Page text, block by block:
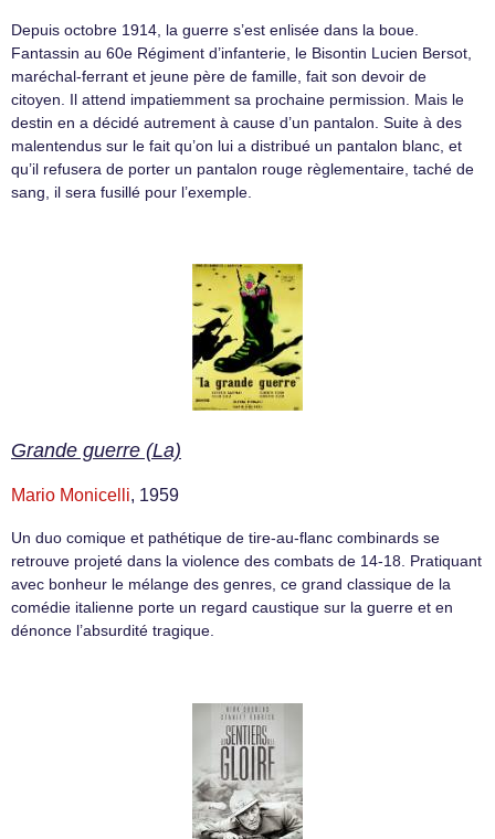
Depuis octobre 1914, la guerre s’est enlisée dans la boue.
Fantassin au 60e Régiment d’infanterie, le Bisontin Lucien Bersot,
maréchal-ferrant et jeune père de famille, fait son devoir de
citoyen. Il attend impatiemment sa prochaine permission. Mais le
destin en a décidé autrement à cause d’un pantalon. Suite à des
malentendus sur le fait qu’on lui a distribué un pantalon blanc, et
qu’il refusera de porter un pantalon rouge règlementaire, taché de
sang, il sera fusillé pour l’exemple.
Grande guerre (La)
Mario Monicelli, 1959
Un duo comique et pathétique de tire-au-flanc combinards se
retrouve projeté dans la violence des combats de 14-18. Pratiquant
avec bonheur le mélange des genres, ce grand classique de la
comédie italienne porte un regard caustique sur la guerre et en
dénonce l’absurdité tragique.